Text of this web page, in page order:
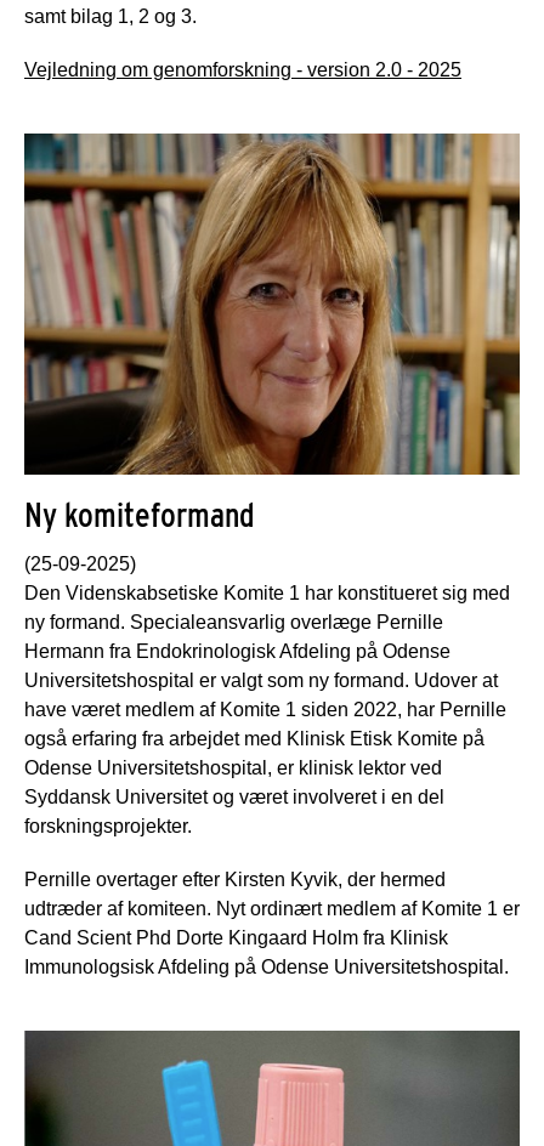
samt bilag 1, 2 og 3.
Vejledning om genomforskning - version 2.0 - 2025
Ny komiteformand
(25-09-2025)
Den Videnskabsetiske Komite 1 har konstitueret sig med
ny formand. Specialeansvarlig overlæge Pernille
Hermann fra Endokrinologisk Afdeling på Odense
Universitetshospital er valgt som ny formand. Udover at
have været medlem af Komite 1 siden 2022, har Pernille
også erfaring fra arbejdet med Klinisk Etisk Komite på
Odense Universitetshospital, er klinisk lektor ved
Syddansk Universitet og været involveret i en del
forskningsprojekter.
Pernille overtager efter Kirsten Kyvik, der hermed
udtræder af komiteen. Nyt ordinært medlem af Komite 1 er
Cand Scient Phd Dorte Kingaard Holm fra Klinisk
Immunologsisk Afdeling på Odense Universitetshospital.